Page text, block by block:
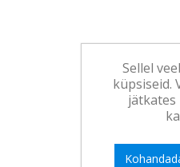
Sellel
küpsiseid.